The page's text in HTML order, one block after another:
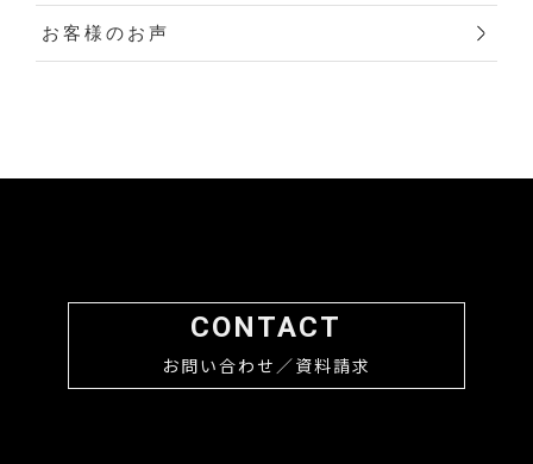
お客様のお声
CONTACT
お問い合わせ／資料請求